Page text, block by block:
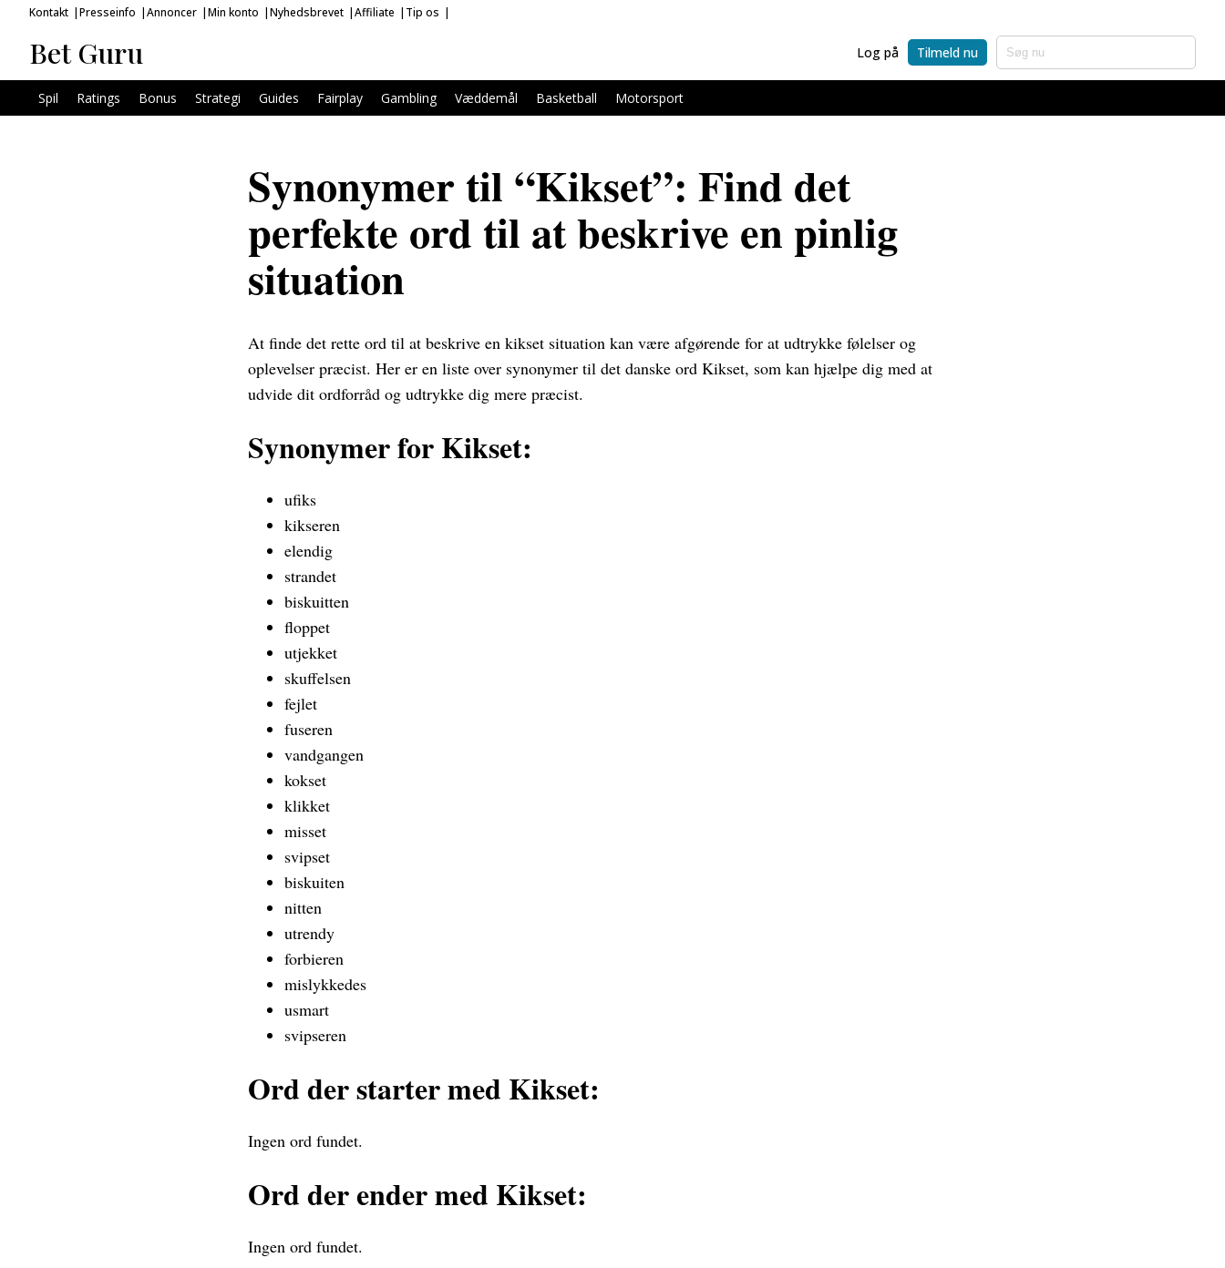
Kontakt Presseinfo Annoncer Min konto Nyhedsbrevet Affiliate Tip os
Bet Guru Log på Tilmeld nu
Spil Ratings Bonus Strategi Guides Fairplay Gambling Væddemål Basketball Motorsport
Synonymer til “Kikset”: Find det
perfekte ord til at beskrive en pinlig
situation
At finde det rette ord til at beskrive en kikset situation kan være afgørende for at udtrykke følelser og
oplevelser præcist. Her er en liste over synonymer til det danske ord Kikset, som kan hjælpe dig med at
udvide dit ordforråd og udtrykke dig mere præcist.
Synonymer for Kikset:
ufiks
kikseren
elendig
strandet
biskuitten
floppet
utjekket
skuffelsen
fejlet
fuseren
vandgangen
kokset
klikket
misset
svipset
biskuiten
nitten
utrendy
forbieren
mislykkedes
usmart
svipseren
Ord der starter med Kikset:
Ingen ord fundet.
Ord der ender med Kikset:
Ingen ord fundet.